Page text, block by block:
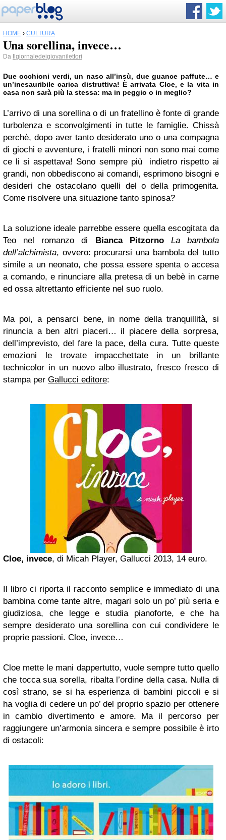
HOME › CULTURA
Una sorellina, invece…
Da Ilgiornaledeigiovanilettori
Due occhioni verdi, un naso all’insù, due guance paffute… e
un’inesauribile carica distruttiva! È arrivata Cloe, e la vita in
casa non sarà più la stessa: ma in peggio o in meglio?
L’arrivo di una sorellina o di un fratellino è fonte di grande
turbolenza e sconvolgimenti in tutte le famiglie. Chissà
perchè, dopo aver tanto desiderato uno o una compagna
di giochi e avventure, i fratelli minori non sono mai come
ce li si aspettava! Sono sempre più indietro rispetto ai
grandi, non obbediscono ai comandi, esprimono bisogni e
desideri che ostacolano quelli del o della primogenita.
Come risolvere una situazione tanto spinosa?
La soluzione ideale parrebbe essere quella escogitata da
Teo nel romanzo di Bianca Pitzorno
La bambola
dell’alchimista, ovvero: procurarsi una bambola del tutto
simile a un neonato, che possa essere spenta o accesa
a comando, e rinunciare alla pretesa di un bebè in carne
ed ossa altrettanto efficiente nel suo ruolo.
Ma poi, a pensarci bene, in nome della tranquillità, si
rinuncia a ben altri piaceri… il piacere della sorpresa,
dell’imprevisto, del fare la pace, della cura. Tutte queste
emozioni le trovate impacchettate in un brillante
technicolor in un nuovo albo illustrato, fresco fresco di
stampa per Gallucci editore:
Cloe, invece, di Micah Player, Gallucci 2013, 14 euro.
Il libro ci riporta il racconto semplice e immediato di una
bambina come tante altre, magari solo un po’ più seria e
giudiziosa, che legge e studia pianoforte, e che ha
sempre desiderato una sorellina con cui condividere le
proprie passioni. Cloe, invece…
Cloe mette le mani dappertutto, vuole sempre tutto quello
che tocca sua sorella, ribalta l’ordine della casa. Nulla di
così strano, se si ha esperienza di bambini piccoli e si
ha voglia di cedere un po’ del proprio spazio per ottenere
in cambio divertimento e amore. Ma il percorso per
raggiungere un’armonia sincera e sempre possibile è irto
di ostacoli: